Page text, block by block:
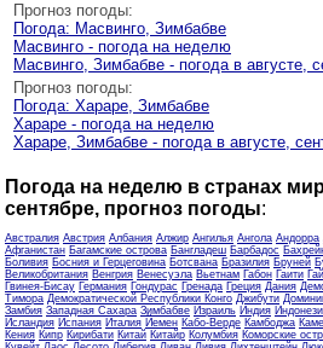
Прогноз погоды:
Погода: Масвинго, Зимбабве
Масвинго - погода на неделю
Масвинго, Зимбабве - погода в августе,
Прогноз погоды:
Погода: Хараре, Зимбабве
Хараре - погода на неделю
Хараре, Зимбабве - погода в августе,
Погода на неделю в странах
сентябре, прогноз погоды:
Австралия Австрия Албания Алжир Ангилья Ангола Андорра
Афганистан Багамские острова Бангладеш Барбадос
Боливия Босния и Герцеговина Ботсвана Бразилия Бруней
Великобритания Венгрия Венесуэла Вьетнам Габон Гаити
Гвинея-Бисау Германия Гондурас Гренада Греция Дания
Тимора Демократической Республики Конго Джибути
Замбия Западная Сахара Зимбабве Израиль Индия
Исландия Испания Италия Йемен Кабо-Верде Камбоджа
Кения Кипр Кирибати Китай Китайр Колумбия Коморские